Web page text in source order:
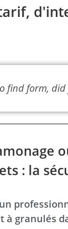
find form,
: la
à granulés